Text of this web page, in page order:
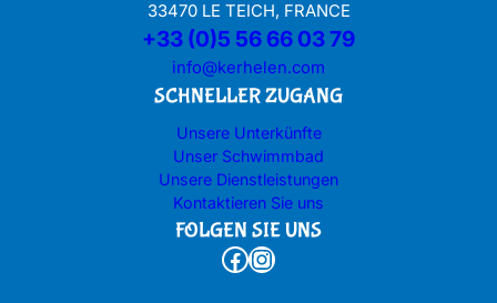
33470 LE TEICH, FRANCE
+33 (0)5 56 66 03 79
info@kerhelen.com
SCHNELLER ZUGANG
Unsere Unterkünfte
Unser Schwimmbad
Unsere Dienstleistungen
Kontaktieren Sie uns
FOLGEN SIE UNS
Facebook Instagram